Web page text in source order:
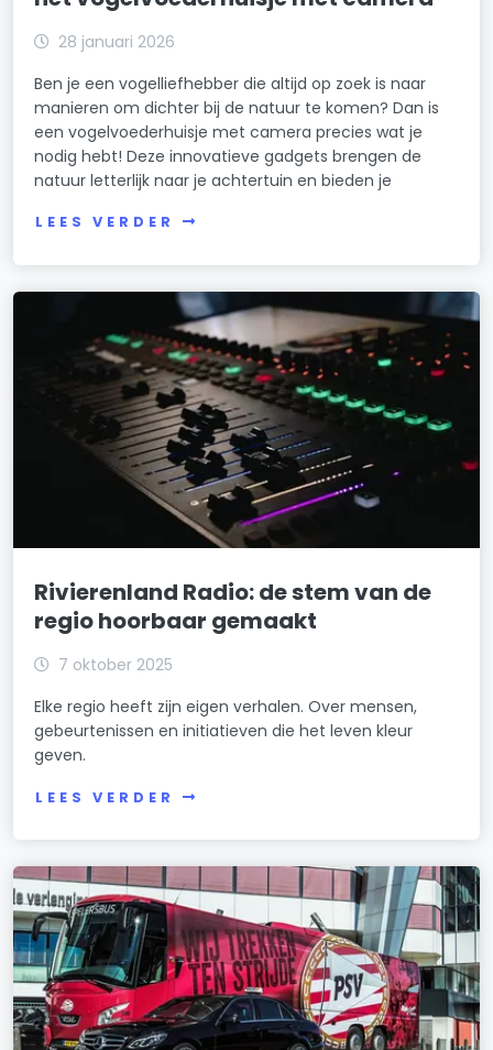
28 januari 2026
Ben je een vogelliefhebber die altijd op zoek is naar
manieren om dichter bij de natuur te komen? Dan is
een vogelvoederhuisje met camera precies wat je
nodig hebt! Deze innovatieve gadgets brengen de
natuur letterlijk naar je achtertuin en bieden je
LEES VERDER
Rivierenland Radio: de stem van de
regio hoorbaar gemaakt
7 oktober 2025
Elke regio heeft zijn eigen verhalen. Over mensen,
gebeurtenissen en initiatieven die het leven kleur
geven.
LEES VERDER